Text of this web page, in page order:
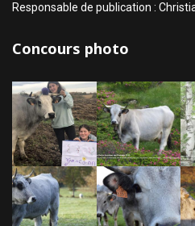
Responsable de publication :
Concours photo